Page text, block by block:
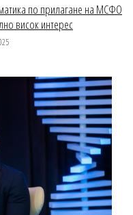
по прилагане на МСФО
висок интерес